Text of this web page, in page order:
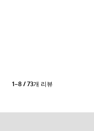
1–8 / 73개 리뷰